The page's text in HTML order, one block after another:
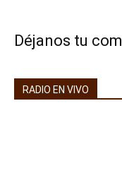
Déjanos tu
RADIO EN VIVO